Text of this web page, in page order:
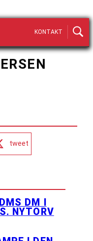
KONTAKT
tweet
DM I
NYTORV